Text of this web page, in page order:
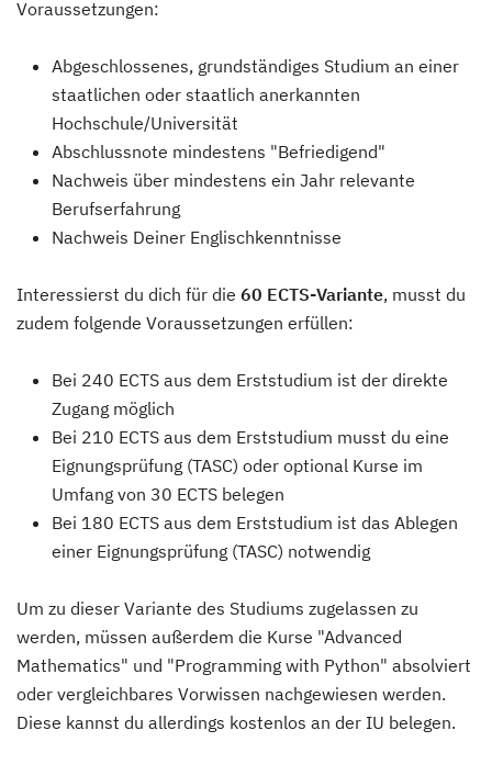
Voraussetzungen:
Abgeschlossenes, grundständiges Studium an einer
staatlichen oder staatlich anerkannten
Hochschule/Universität
Abschlussnote mindestens "Befriedigend"
Nachweis über mindestens ein Jahr relevante
Berufserfahrung
Nachweis Deiner Englischkenntnisse
Interessierst du dich für die 60 ECTS-Variante, musst du
zudem folgende Voraussetzungen erfüllen:
Bei 240 ECTS aus dem Erststudium ist der direkte
Zugang möglich
Bei 210 ECTS aus dem Erststudium musst du eine
Eignungsprüfung (TASC) oder optional Kurse im
Umfang von 30 ECTS belegen
Bei 180 ECTS aus dem Erststudium ist das Ablegen
einer Eignungsprüfung (TASC) notwendig
Um zu dieser Variante des Studiums zugelassen zu
werden, müssen außerdem die Kurse "Advanced
Mathematics" und "Programming with Python" absolviert
oder vergleichbares Vorwissen nachgewiesen werden.
Diese kannst du allerdings kostenlos an der IU belegen.